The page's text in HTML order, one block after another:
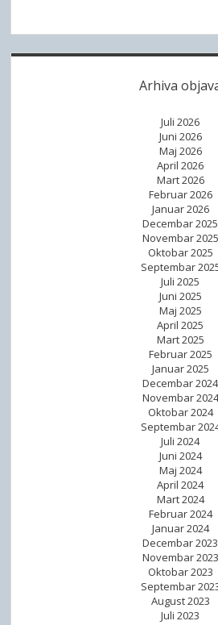
Arhiva
Juli 2026
Juni 2026
Maj 2026
April 2026
Mart 2026
Februar 2026
Januar 2026
Decembar 2025
Novembar 2025
Oktobar 2025
Septembar
Juli 2025
Juni 2025
Maj 2025
April 2025
Mart 2025
Februar 2025
Januar 2025
Decembar 2024
Novembar 2024
Oktobar 2024
Septembar
Juli 2024
Juni 2024
Maj 2024
April 2024
Mart 2024
Februar 2024
Januar 2024
Decembar 2023
Novembar 2023
Oktobar 2023
Septembar
August 2023
Juli 2023